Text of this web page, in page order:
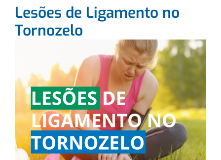
Lesões de Ligamento no
Tornozelo